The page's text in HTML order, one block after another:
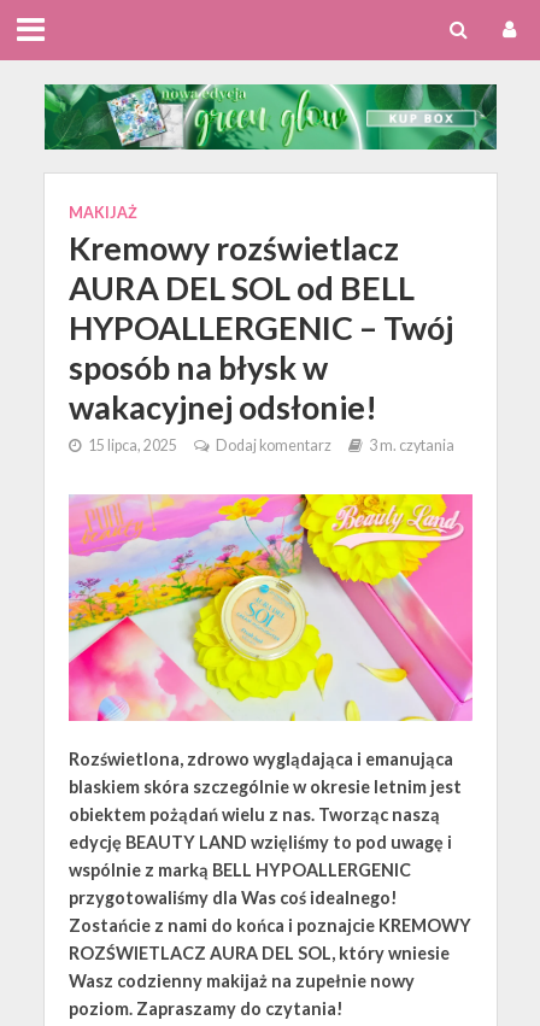
MAKIJAŻ
Kremowy rozświetlacz
AURA DEL SOL od BELL
HYPOALLERGENIC – Twój
sposób na błysk w
wakacyjnej odsłonie!
15 lipca, 2025 Dodaj komentarz 3 m. czytania
Rozświetlona, zdrowo wyglądająca i emanująca
blaskiem skóra szczególnie w okresie letnim jest
obiektem pożądań wielu z nas. Tworząc naszą
edycję BEAUTY LAND wzięliśmy to pod uwagę i
wspólnie z marką BELL HYPOALLERGENIC
przygotowaliśmy dla Was coś idealnego!
Zostańcie z nami do końca i poznajcie KREMOWY
ROZŚWIETLACZ AURA DEL SOL, który wniesie
Wasz codzienny makijaż na zupełnie nowy
poziom. Zapraszamy do czytania!